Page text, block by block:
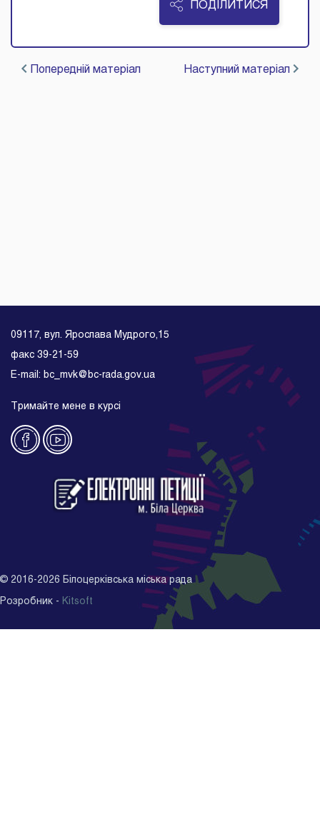
ПОДІЛИТИСЯ
Попередній матеріал Наступний матеріал
09117, вул. Ярослава Мудрого,15
факс 39-21-59
E-mail: bc_mvk@bc-rada.gov.ua
Тримайте мене в курсі
© 2016-2026 Білоцерківська міська рада
Розробник - Kitsoft